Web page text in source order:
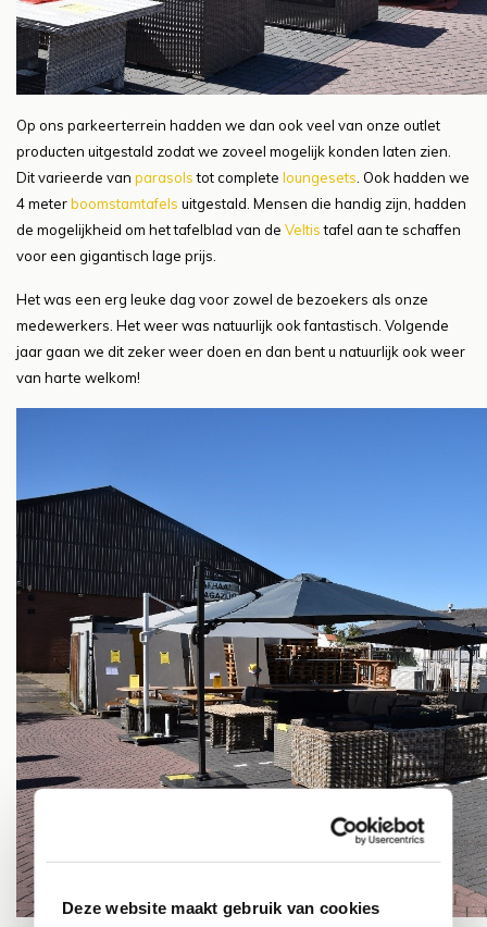
Deze website maakt gebruik van cookies
Op ons parkeerterrein hadden we dan ook veel van onze outlet
producten uitgestald zodat we zoveel mogelijk konden laten zien.
Dit varieerde van parasolstot complete loungesets . Ook hadden we
4 meterboomstamtafels uitgestald. Mensen die handig zijn, hadden
de mogelijkheid om het tafelblad van de Veltistafel aan te schaffen
voor een gigantisch lage prijs.
Het was een erg leuke dag voor zowel de bezoekers als onze
medewerkers. Het weer was natuurlijk ook fantastisch. Volgende
jaar gaan we dit zeker weer doen en dan bent u natuurlijk ook weer
van harte welkom!